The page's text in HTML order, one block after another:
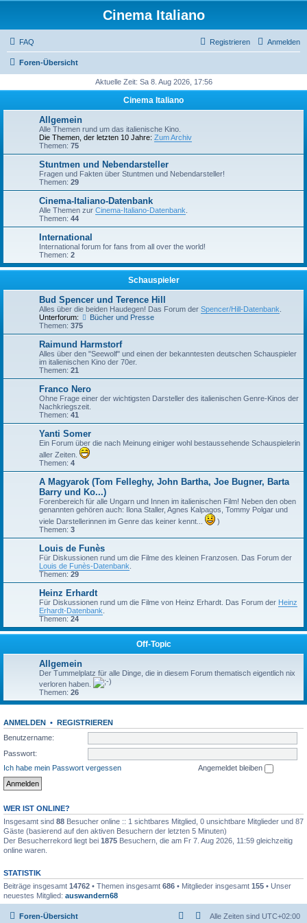
Cinema Italiano
FAQ Anmelden
Registrieren
Foren-Übersicht
Aktuelle Zeit: Sa 8. Aug 2026, 17:56
Cinema Italiano
Allgemein
Alle Themen rund um das italienische Kino.
Die Themen, der letzten 10 Jahre: Zum Archiv
Themen: 75
Stuntmen und Nebendarsteller
Fragen und Fakten über Stuntmen und Nebendarsteller!
Themen: 29
Cinema-Italiano-Datenbank
Alle Themen zur Cinema-Italiano-Datenbank
Themen: 44
International
International forum for fans from all over the world!
Themen: 2
Schauspieler
Bud Spencer und Terence Hill
Alles über die beiden Haudegen! Das Forum der Spencer/Hill-Datenbank
Unterforum:
Bücher und Presse
Themen: 375
Raimund Harmstorf
Alles über den "Seewolf" und einen der bekanntesten deutschen Schauspieler
im italienischen Kino der 70er.
Themen: 21
Franco Nero
Ohne Frage einer der wichtigsten Darsteller des italienischen Genre-Kinos der
Nachkriegszeit.
Themen: 41
Yanti Somer
Ein Forum über die nach Meinung einiger wohl bestaussehende Schauspielerin
aller Zeiten.
Themen: 4
A Magyarok (Tom Felleghy, John Bartha, Joe Bugner, Barta
Barry und Ko...)
Forenbereich für alle Ungarn und Innen im italienischen Film! Neben den oben
genannten gehören auch: Ilona Staller, Agnes Kalpagos, Tommy Polgar und
viele Darstellerinnen im Genre das keiner kennt...
)
Themen: 3
Louis de Funès
Für Diskussionen rund um die Filme des kleinen Franzosen. Das Forum der
Louis de Funès-Datenbank
Themen: 29
Heinz Erhardt
Für Diskussionen rund um die Filme von Heinz Erhardt. Das Forum der Heinz
Erhardt-Datenbank
Themen: 24
Off-Topic
Allgemein
Der Tummelplatz für alle Dinge, die in diesem Forum thematisch eigentlich nix
verloren haben.
Themen: 26
ANMELDEN • REGISTRIEREN
Benutzername:
Passwort:
Ich habe mein Passwort vergessen
Angemeldet bleiben
WER IST ONLINE?
Insgesamt sind 88 Besucher online :: 1 sichtbares Mitglied, 0 unsichtbare Mitglieder und 87
Gäste (basierend auf den aktiven Besuchern der letzten 5 Minuten)
Der Besucherrekord liegt bei 1875 Besuchern, die am Fr 7. Aug 2026, 11:59 gleichzeitig
online waren.
STATISTIK
Beiträge insgesamt 14762 • Themen insgesamt 686 • Mitglieder insgesamt 155 • Unser
neuestes Mitglied: auswandern68
Foren-Übersicht Alle Zeiten sind UTC+02:00